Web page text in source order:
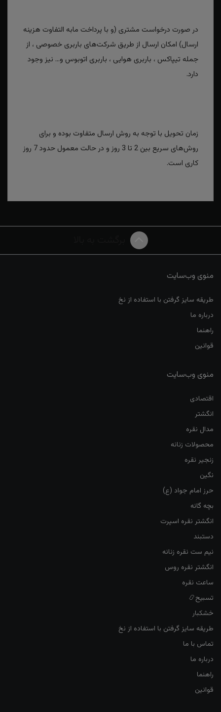
در صورت درخواست مشتری (و با پرداخت مابه التفاوت هزینه
ارسال) امکان ارسال از طریق شرکت‌های باربری خصوصی ، از
جمله تیپاکس ، باربری هوایی ، باربری اتوبوس و... نیز وجود
دارد.
زمان تحویل با توجه به روش ارسال متفاوت بوده و برای
روش‌های سریع بین 2 تا 3 روز و در حالت معمول حدود 7 روز
کاری است.
منوی وب‌سایت
طریقه سایز گرفتن با استفاده از نخ
درباره ما
راهنما
قوانین
منوی وب‌سایت
اقتصادی
انگشتر
مدال نقره
محصولات زنانه
زنجیر نقره
نگین
حرز امام جواد (ع)
بچه گانه
انگشتر نقره اسپرت
دستبند
نیم ست نقره زنانه
انگشتر نقره روس
ساعت نقره
تسبیح📿
خشکبار
طریقه سایز گرفتن با استفاده از نخ
تماس با ما
درباره ما
راهنما
قوانین